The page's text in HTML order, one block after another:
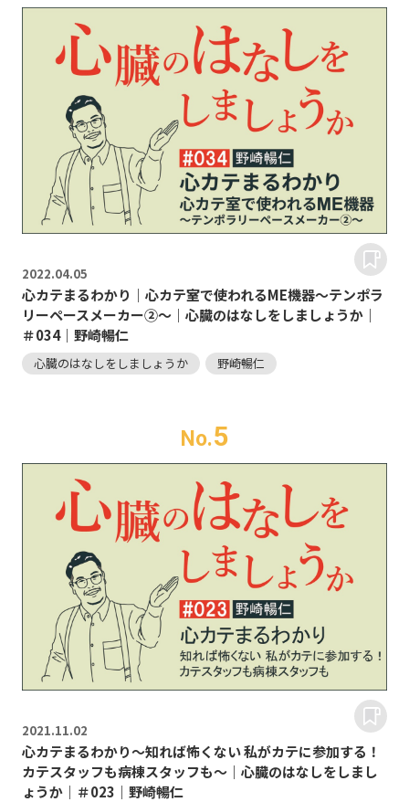
2022.04.05
心カテまるわかり｜心カテ室で使われるME機器～テンポラ
リーペースメーカー②～｜心臓のはなしをしましょうか｜
＃034｜野崎暢仁
心臓のはなしをしましょうか 野崎暢仁
No.5
2021.11.02
心カテまるわかり～知れば怖くない 私がカテに参加する！
カテスタッフも病棟スタッフも～｜心臓のはなしをしまし
ょうか｜＃023｜野崎暢仁